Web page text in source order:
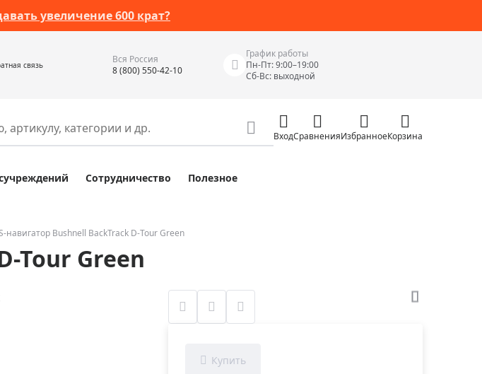
увеличение 600 крат?
связь
Вся Россия
8 (800) 550-42-10
График работы
Пн-Пт: 9:00–19:00
Сб-Вс: выходной
Разное
Компасы
Наборы исследователя Bresser Junior
Измерительные инструменты
Приборы неразрушающего контроля
Приборы теплового контроля
Детекторы проводки
ВходСравненияИзбранноеКорзина
Сотрудничество Полезное
навигатор Bushnell BackTrack D-Tour Green
Tour Green